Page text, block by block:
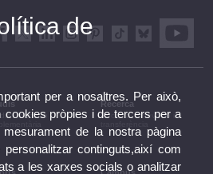
i formació
Recerca
Recerca, innovació i
de
per a nosaltres. Per això,
cookies pròpies i de tercers per a
de la nostra pàgina
continguts,així com
a les xarxes socials o analitzar